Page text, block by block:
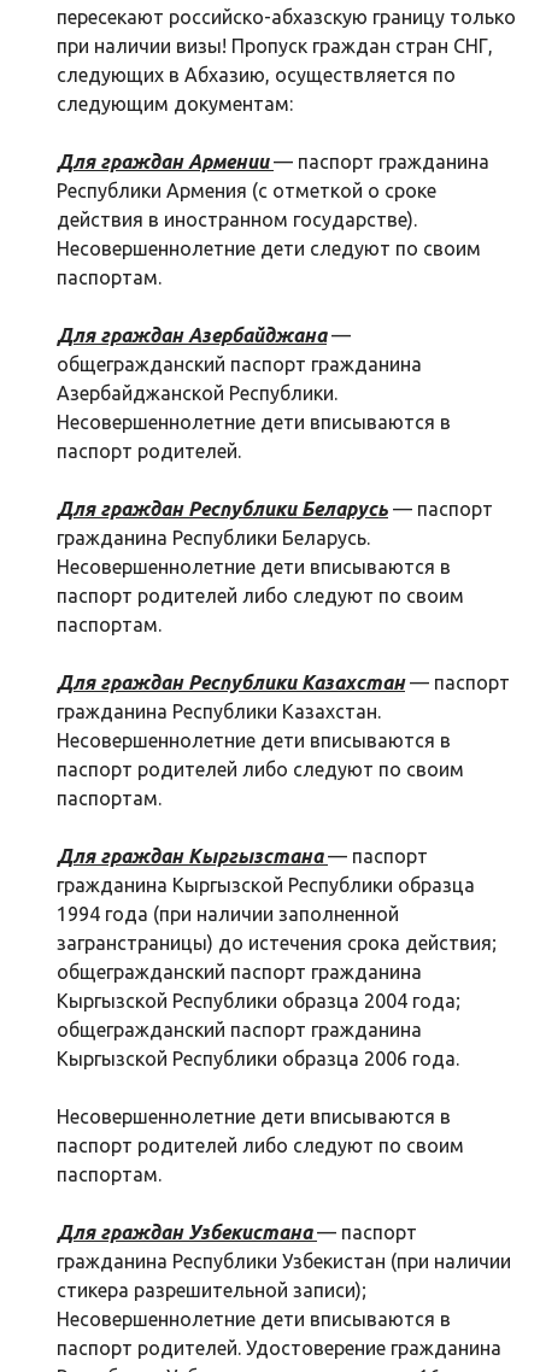
пересекают российско-абхазскую границу только
при наличии визы! Пропуск граждан стран СНГ,
следующих в Абхазию, осуществляется по
следующим документам:
Для граждан Армении — паспорт гражданина
Республики Армения (с отметкой о сроке
действия в иностранном государстве).
Несовершеннолетние дети следуют по своим
паспортам.
Для граждан Азербайджана—
общегражданский паспорт гражданина
Азербайджанской Республики.
Несовершеннолетние дети вписываются в
паспорт родителей.
Для граждан Республики Беларусь — паспорт
гражданина Республики Беларусь.
Несовершеннолетние дети вписываются в
паспорт родителей либо следуют по своим
паспортам.
Для граждан Республики Казахстан— паспорт
гражданина Республики Казахстан.
Несовершеннолетние дети вписываются в
паспорт родителей либо следуют по своим
паспортам.
Для граждан Кыргызстана — паспорт
гражданина Кыргызской Республики образца
1994 года (при наличии заполненной
загранстраницы) до истечения срока действия;
общегражданский паспорт гражданина
Кыргызской Республики образца 2004 года;
общегражданский паспорт гражданина
Кыргызской Республики образца 2006 года.
Несовершеннолетние дети вписываются в
паспорт родителей либо следуют по своим
паспортам.
Для граждан Узбекистана — паспорт
гражданина Республики Узбекистан (при наличии
стикера разрешительной записи);
Несовершеннолетние дети вписываются в
паспорт родителей. Удостоверение гражданина